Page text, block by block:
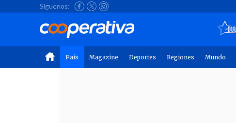
Síguenos:
País Magazine Deportes Regiones Mundo